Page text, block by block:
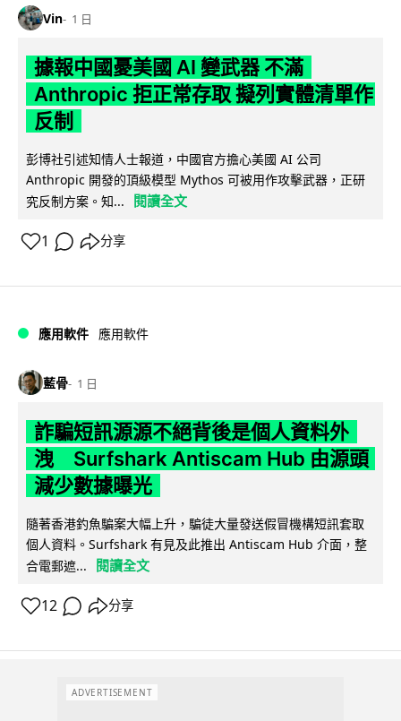
Vin 1 日
據報中國憂美國 AI 變武器 不滿
Anthropic 拒正常存取 擬列實體清單作
反制
彭博社引述知情人士報道，中國官方擔心美國 AI 公司
Anthropic 開發的頂級模型 Mythos 可被用作攻擊武器，正研
究反制方案。知...
閱讀全文
1 分享
應用軟件 應用軟件
藍骨 1 日
詐騙短訊源源不絕背後是個人資料外
洩 Surfshark Antiscam Hub 由源頭
減少數據曝光
隨著香港釣魚騙案大幅上升，騙徒大量發送假冒機構短訊套取
個人資料。Surfshark 有見及此推出 Antiscam Hub 介面，整
合電郵遮...
閱讀全文
12 分享
ADVERTISEMENT